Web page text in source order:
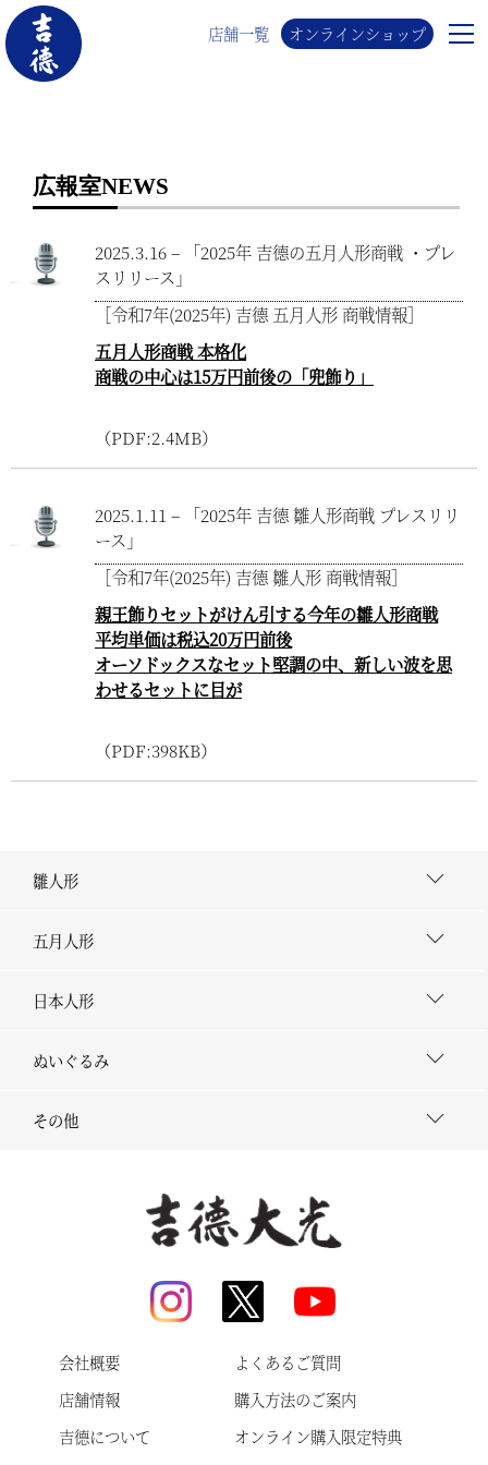
店舗一覧 オンラインショップ
広報室NEWS
2025.3.16 – 「2025年 吉德の五月人形商戦 ・プレ
スリリース」
［令和7年(2025年) 吉德 五月人形 商戦情報］
五月人形商戦 本格化
商戦の中心は15万円前後の「兜飾り」
（PDF:2.4MB）
2025.1.11 – 「2025年 吉德 雛人形商戦 プレスリリ
ース」
［令和7年(2025年) 吉德 雛人形 商戦情報］
親王飾りセットがけん引する今年の雛人形商戦
平均単価は税込20万円前後
オーソドックスなセット堅調の中、新しい波を思
わせるセットに目が
（PDF:398KB）
雛人形
五月人形
日本人形
ぬいぐるみ
その他
会社概要
店舗情報
吉德について
よくあるご質問
購入方法のご案内
オンライン購入限定特典